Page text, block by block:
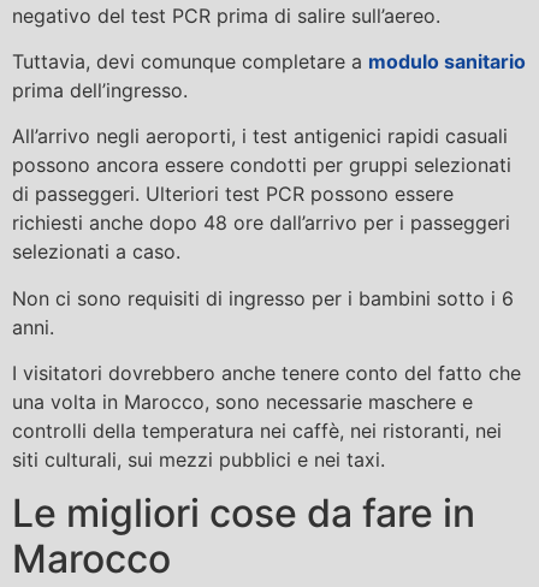
negativo del test PCR prima di salire sull’aereo.
Tuttavia, devi comunque completare a modulo sanitario
prima dell’ingresso.
All’arrivo negli aeroporti, i test antigenici rapidi casuali
possono ancora essere condotti per gruppi selezionati
di passeggeri. Ulteriori test PCR possono essere
richiesti anche dopo 48 ore dall’arrivo per i passeggeri
selezionati a caso.
Non ci sono requisiti di ingresso per i bambini sotto i 6
anni.
I visitatori dovrebbero anche tenere conto del fatto che
una volta in Marocco, sono necessarie maschere e
controlli della temperatura nei caffè, nei ristoranti, nei
siti culturali, sui mezzi pubblici e nei taxi.
Le migliori cose da fare in
Marocco